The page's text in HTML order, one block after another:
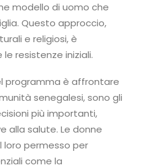
modello di uomo che
Questo approccio,
e religiosi, è
resistenze iniziali.
programma è affrontare
senegalesi, sono gli
più importanti,
alla salute. Le donne
loro permesso per
come la